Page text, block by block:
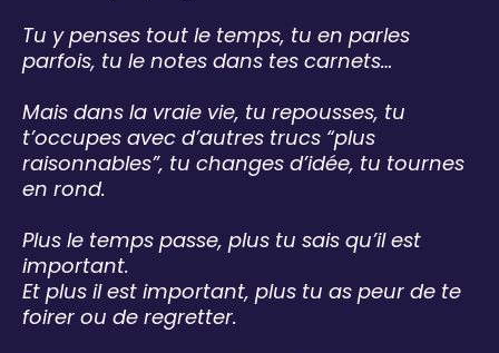
Tu y penses tout le temps, tu en parles
parfois, tu le notes dans tes carnets…
Mais dans la vraie vie, tu repousses, tu
t’occupes avec d’autres trucs “plus
raisonnables”, tu changes d’idée, tu tournes
en rond.
Plus le temps passe, plus tu sais qu’il est
important.
Et plus il est important, plus tu as peur de te
foirer ou de regretter.